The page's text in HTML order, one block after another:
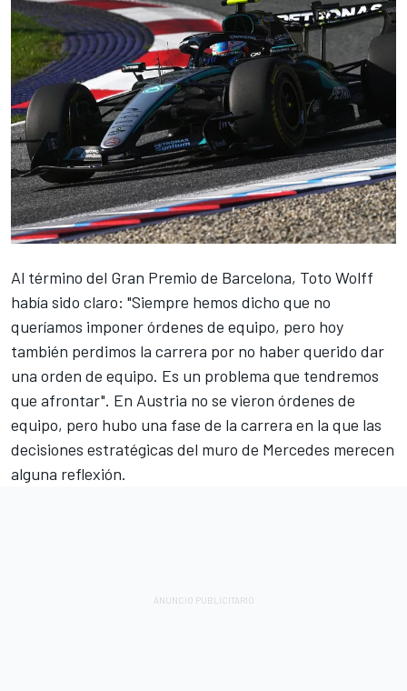
Al término del Gran Premio de Barcelona, Toto Wolff
había sido claro: "Siempre hemos dicho que no
queríamos imponer órdenes de equipo, pero hoy
también perdimos la carrera por no haber querido dar
una orden de equipo. Es un problema que tendremos
que afrontar". En Austria no se vieron órdenes de
equipo, pero hubo una fase de la carrera en la que las
decisiones estratégicas del muro de Mercedes merecen
alguna reflexión.